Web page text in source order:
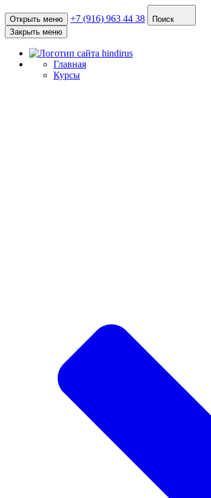
Открыть меню +7 (916) 963 44 38
Поиск
Закрыть меню
Главная
Курсы